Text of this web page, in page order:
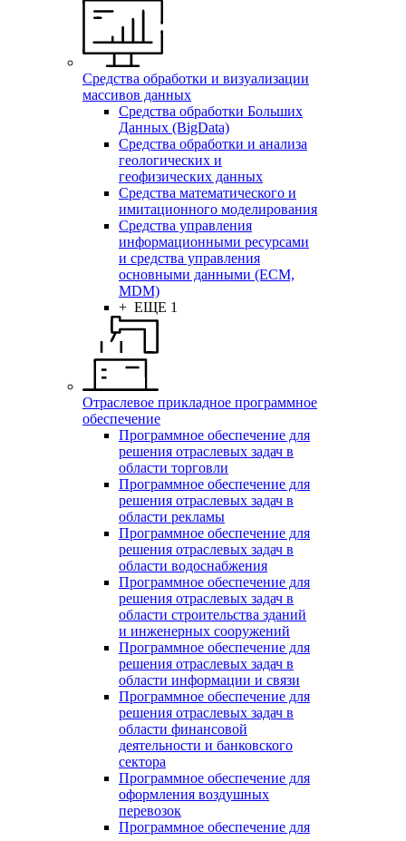
Средства обработки и визуализации
массивов данных
Средства обработки Больших
Данных (BigData)
Средства обработки и анализа
геологических и
геофизических данных
Средства математического и
имитационного моделирования
Средства управления
информационными ресурсами
и средства управления
основными данными (ECM,
MDM)
+ ЕЩЕ 1
Отраслевое прикладное программное
обеспечение
Программное обеспечение для
решения отраслевых задач в
области торговли
Программное обеспечение для
решения отраслевых задач в
области рекламы
Программное обеспечение для
решения отраслевых задач в
области водоснабжения
Программное обеспечение для
решения отраслевых задач в
области строительства зданий
и инженерных сооружений
Программное обеспечение для
решения отраслевых задач в
области информации и связи
Программное обеспечение для
решения отраслевых задач в
области финансовой
деятельности и банковского
сектора
Программное обеспечение для
оформления воздушных
перевозок
Программное обеспечение для